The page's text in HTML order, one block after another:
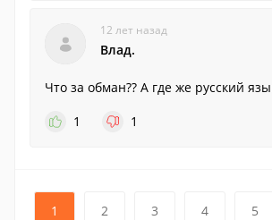
12 лет назад
Влад.
Что за обман?? А где же русский
1
1
1 2 3 4 5